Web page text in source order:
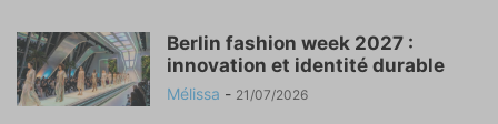
Berlin fashion week 2027 :
innovation et identité durable
Mélissa - 21/07/2026